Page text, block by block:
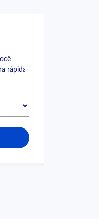
rápida